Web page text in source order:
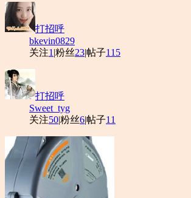
打招呼
bkevin0829
关注1 |粉丝23|帖子115
打招呼
Sweet_tyg
关注50|粉丝6|帖子11